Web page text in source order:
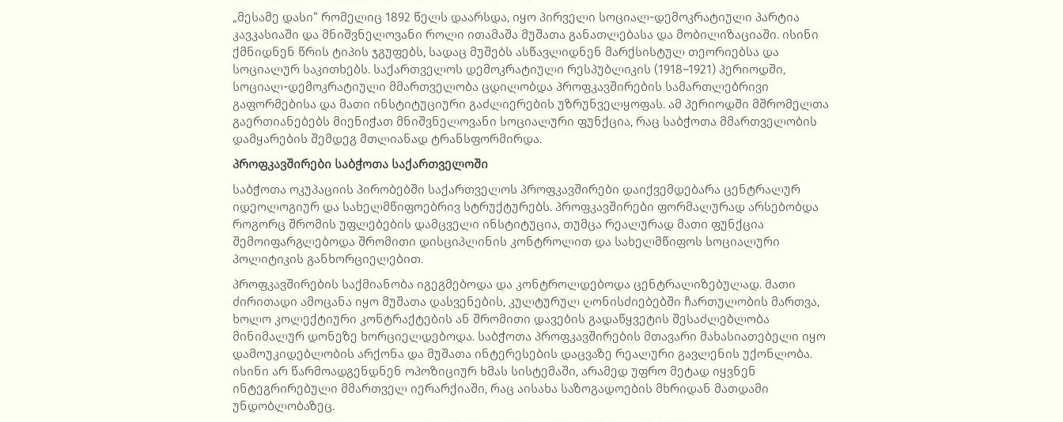
„მესამე დასი“ რომელიც 1892 წელს დაარსდა, იყო პირველი სოციალ-დემოკრატიული პარტია
კავკასიაში და მნიშვნელოვანი როლი ითამაშა მუშათა განათლებასა და მობილიზაციაში. ისინი
ქმნიდნენ წრის ტიპის ჯგუფებს, სადაც მუშებს ასწავლიდნენ მარქსისტულ თეორიებსა და
სოციალურ საკითხებს. საქართველოს დემოკრატიული რესპუბლიკის (1918–1921) პერიოდში,
სოციალ-დემოკრატიული მმართველობა ცდილობდა პროფკავშირების სამართლებრივი
გაფორმებისა და მათი ინსტიტუციური გაძლიერების უზრუნველყოფას. ამ პერიოდში მშრომელთა
გაერთიანებებს მიენიჭათ მნიშვნელოვანი სოციალური ფუნქცია, რაც საბჭოთა მმართველობის
დამყარების შემდეგ მთლიანად ტრანსფორმირდა.
პროფკავშირები საბჭოთა საქართველოში
საბჭოთა ოკუპაციის პირობებში საქართველოს პროფკავშირები დაიქვემდებარა ცენტრალურ
იდეოლოგიურ და სახელმწიფოებრივ სტრუქტურებს. პროფკავშირები ფორმალურად არსებობდა
როგორც შრომის უფლებების დამცველი ინსტიტუცია, თუმცა რეალურად მათი ფუნქცია
შემოიფარგლებოდა შრომითი დისციპლინის კონტროლით და სახელმწიფოს სოციალური
პოლიტიკის განხორციელებით.
პროფკავშირების საქმიანობა იგეგმებოდა და კონტროლდებოდა ცენტრალიზებულად. მათი
ძირითადი ამოცანა იყო მუშათა დასვენების, კულტურულ ღონისძიებებში ჩართულობის მართვა,
ხოლო კოლექტიური კონტრაქტების ან შრომითი დავების გადაწყვეტის შესაძლებლობა
მინიმალურ დონეზე ხორციელდებოდა. საბჭოთა პროფკავშირების მთავარი მახასიათებელი იყო
დამოუკიდებლობის არქონა და მუშათა ინტერესების დაცვაზე რეალური გავლენის უქონლობა.
ისინი არ წარმოადგენდნენ ოპოზიციურ ხმას სისტემაში, არამედ უფრო მეტად იყვნენ
ინტეგრირებული მმართველ იერარქიაში, რაც აისახა საზოგადოების მხრიდან მათდამი
უნდობლობაზეც.